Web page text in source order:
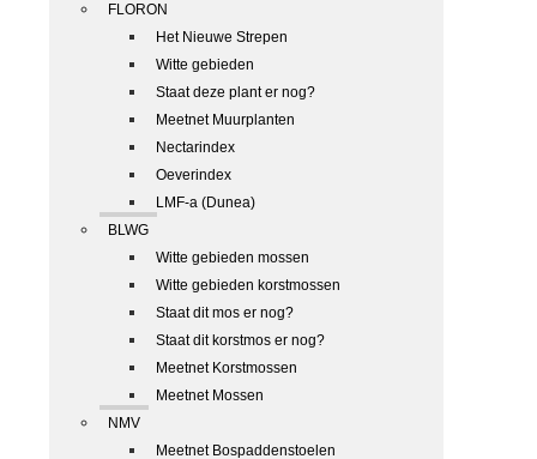
FLORON
Het Nieuwe Strepen
Witte gebieden
Staat deze plant er nog?
Meetnet Muurplanten
Nectarindex
Oeverindex
LMF-a (Dunea)
BLWG
Witte gebieden mossen
Witte gebieden korstmossen
Staat dit mos er nog?
Staat dit korstmos er nog?
Meetnet Korstmossen
Meetnet Mossen
NMV
Meetnet Bospaddenstoelen